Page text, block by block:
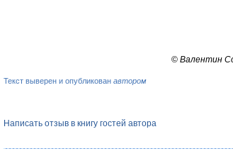
© Валентин
Текст выверен и опубликован автором
Написать отзыв в книгу гостей автора